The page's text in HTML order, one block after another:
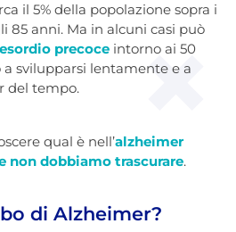
il 5% della popolazione sopra i
85 anni. Ma in alcuni casi può
esordio precoce intorno ai 50
svilupparsi lentamente e a
del tempo.
qual è nell’alzheimer
non dobbiamo trascurare.
di Alzheimer?